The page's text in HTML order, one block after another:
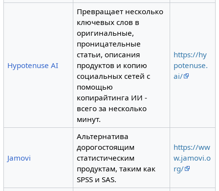
Hypotenuse AI
Превращает несколько
ключевых слов в
оригинальные,
проницательные
статьи, описания
продуктов и копию
социальных сетей с
помощью
копирайтинга ИИ -
всего за несколько
минут.
https://hy
potenuse.
ai/
Jamovi
Альтернатива
дорогостоящим
статистическим
продуктам, таким как
SPSS и SAS.
https://ww
w.jamovi.o
rg/